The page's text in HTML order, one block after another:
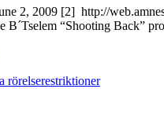
2, 2009 [2] http://
B´Tselem “Shooting Back”
rörelserestriktioner